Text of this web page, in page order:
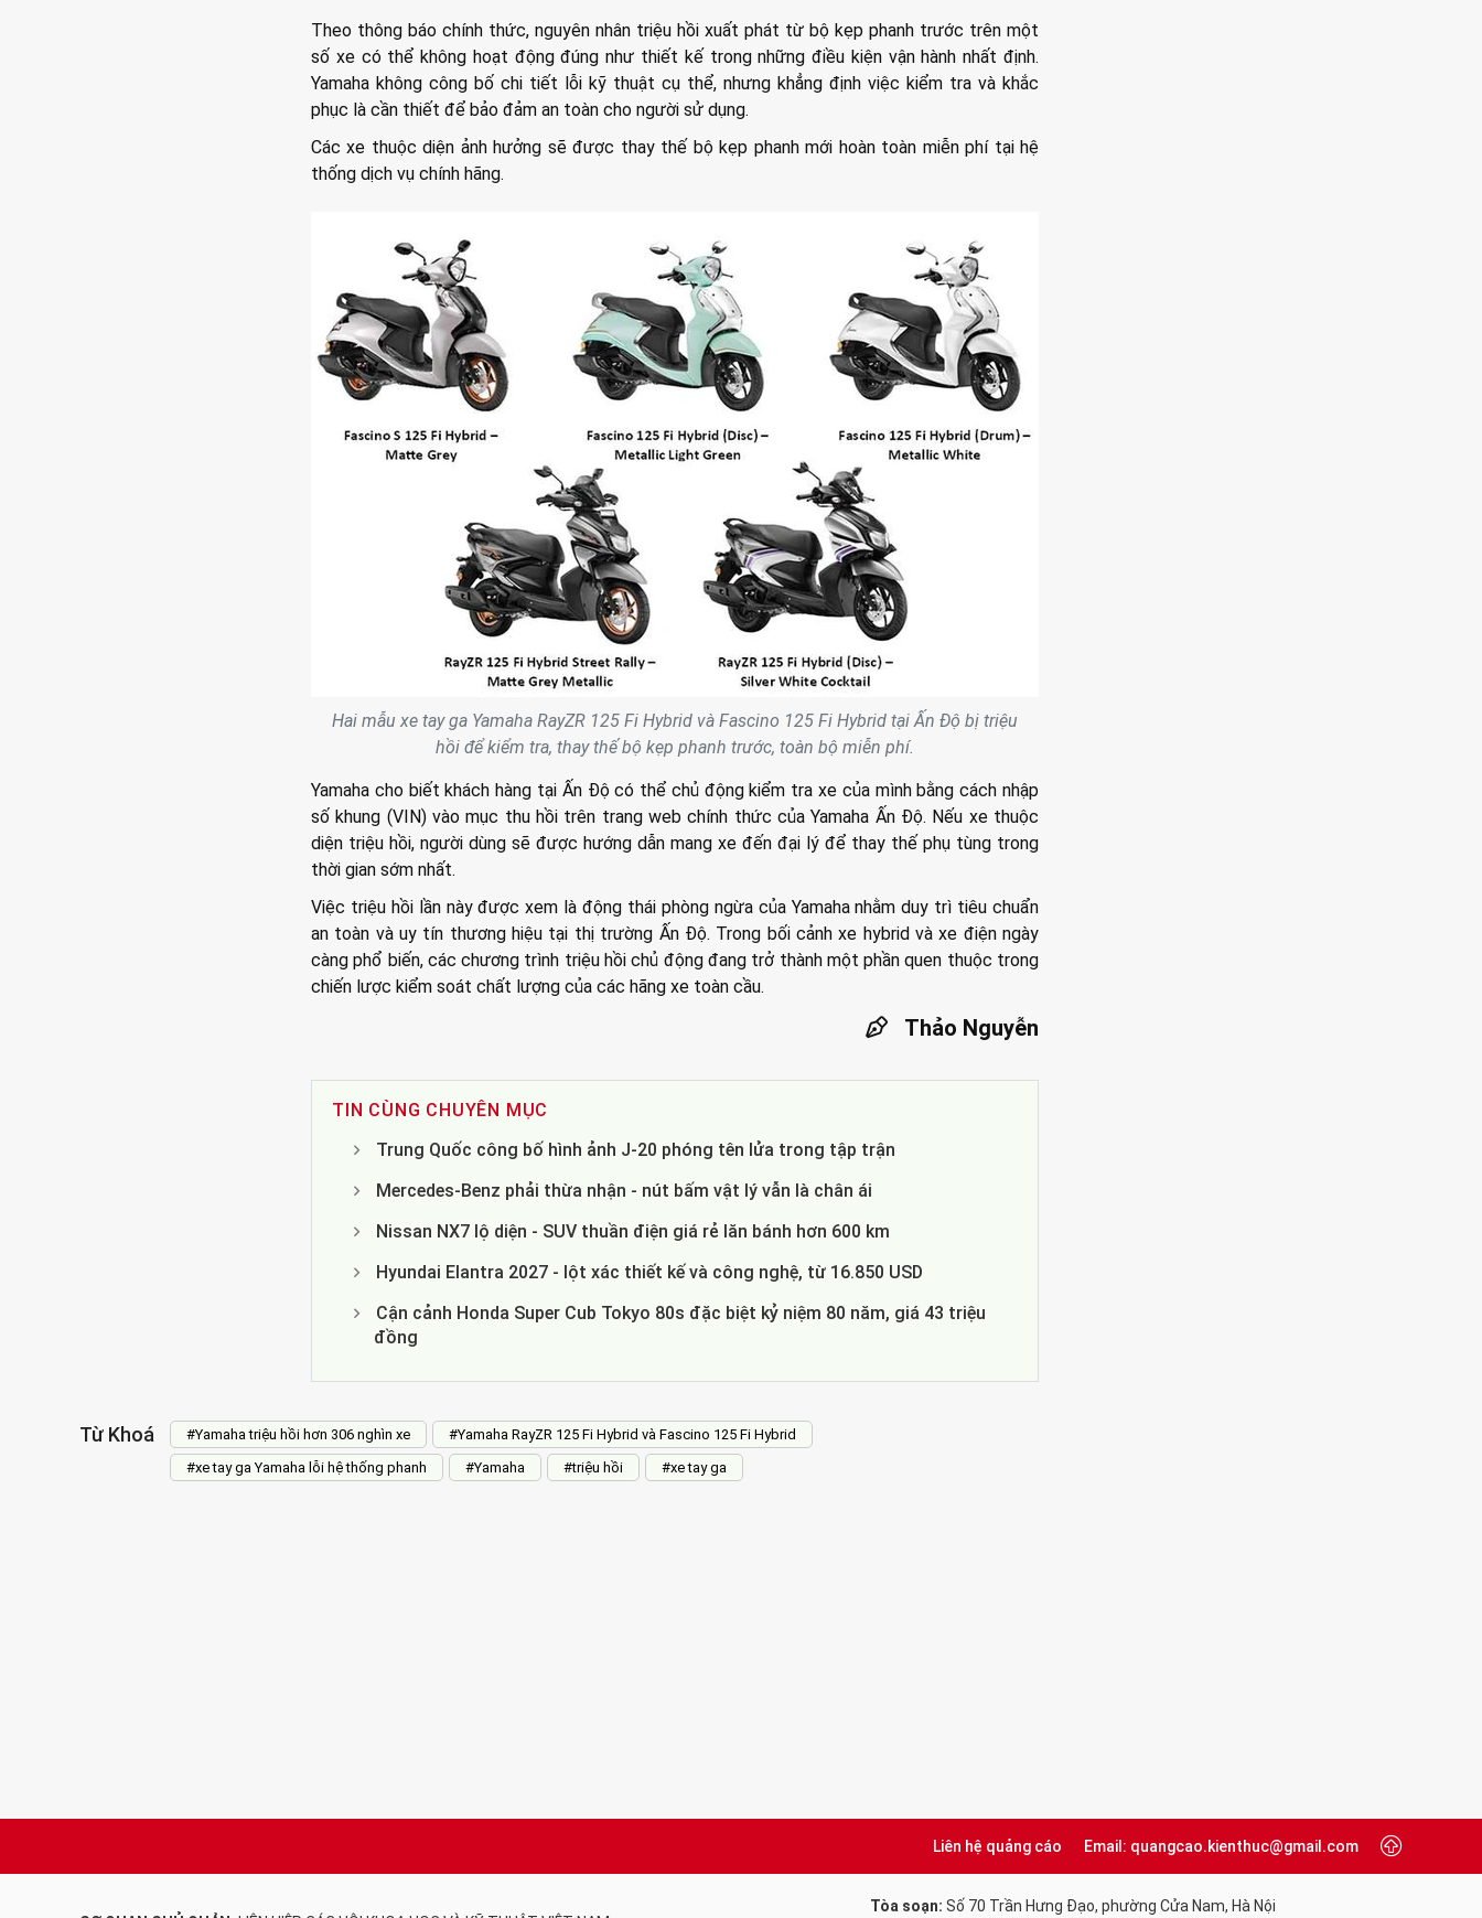
Theo thông báo chính thức, nguyên nhân triệu hồi xuất phát từ bộ kẹp phanh trước trên một
số xe có thể không hoạt động đúng như thiết kế trong những điều kiện vận hành nhất định.
Yamaha không công bố chi tiết lỗi kỹ thuật cụ thể, nhưng khẳng định việc kiểm tra và khắc
phục là cần thiết để bảo đảm an toàn cho người sử dụng.
Các xe thuộc diện ảnh hưởng sẽ được thay thế bộ kẹp phanh mới hoàn toàn miễn phí tại hệ
thống dịch vụ chính hãng.
Hai mẫu xe tay ga Yamaha RayZR 125 Fi Hybrid và Fascino 125 Fi Hybrid tại Ấn Độ bị triệu
hồi để kiểm tra, thay thế bộ kẹp phanh trước, toàn bộ miễn phí.
Yamaha cho biết khách hàng tại Ấn Độ có thể chủ động kiểm tra xe của mình bằng cách nhập
số khung (VIN) vào mục thu hồi trên trang web chính thức của Yamaha Ấn Độ. Nếu xe thuộc
diện triệu hồi, người dùng sẽ được hướng dẫn mang xe đến đại lý để thay thế phụ tùng trong
thời gian sớm nhất.
Việc triệu hồi lần này được xem là động thái phòng ngừa của Yamaha nhằm duy trì tiêu chuẩn
an toàn và uy tín thương hiệu tại thị trường Ấn Độ. Trong bối cảnh xe hybrid và xe điện ngày
càng phổ biến, các chương trình triệu hồi chủ động đang trở thành một phần quen thuộc trong
chiến lược kiểm soát chất lượng của các hãng xe toàn cầu.
Thảo Nguyễn
TIN CÙNG CHUYÊN MỤC
Trung Quốc công bố hình ảnh J-20 phóng tên lửa trong tập trận
Mercedes-Benz phải thừa nhận - nút bấm vật lý vẫn là chân ái
Nissan NX7 lộ diện - SUV thuần điện giá rẻ lăn bánh hơn 600 km
Hyundai Elantra 2027 - lột xác thiết kế và công nghệ, từ 16.850 USD
Cận cảnh Honda Super Cub Tokyo 80s đặc biệt kỷ niệm 80 năm, giá 43 triệu
đồng
Từ Khoá #Yamaha triệu hồi hơn 306 nghìn xe
#Yamaha RayZR 125 Fi Hybrid và Fascino 125 Fi Hybrid
#xe tay ga Yamaha lỗi hệ thống phanh
#Yamaha #triệu hồi #xe tay ga
Liên hệ quảng cáo Email: quangcao.kienthuc@gmail.com
Tòa soạn: Số 70 Trần Hưng Đạo, phường Cửa Nam, Hà Nội